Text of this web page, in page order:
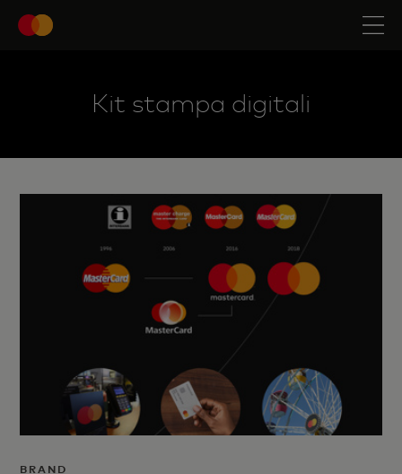
Kit stampa digitali
BRAND